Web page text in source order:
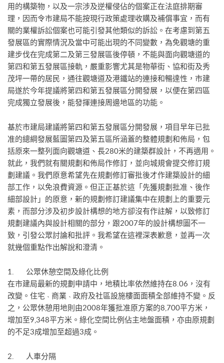
用的構築物，以及一宗涉及逆權侵佔的個案正在法庭排期審
理，因而令市建局不能按現行政策處理收購及補償事宜，而有
關的業權訴訟個案也可能引發其他類似的訴訟。在考慮到第五
發展區的實際情況及當中可能出現的不同變數，為免觀塘的重
建步伐在完成第二及第三發展區後停頓，不能與面向觀塘道的
第四和第五發展區接軌，嚴重影響尤其是物華街、協和街及秀
茂坪一帶的居民，通往觀塘道及港鐵站的連接和暢達性，市建
局遂於今年提議將第四和第五發展區分開發展，以便在第四區
完成獨立發展後，能發揮連接周邊地區的功能。
基於市建局建議將第四和第五發展區分開發展，項目早年已批
准的總綱發展藍圖第四及第五區所涵蓋的整體規劃和佈局，包
括原來一整列面向觀塘道、長280米的建築群設計，不再適用。
就此，我們就有關規劃和佈局作修訂，並向城規會提交修訂規
劃建議。我們原意希望先在規劃修訂審批後才作建築設計的細
部工作，以免浪費資源。但正正基於這「先獲規劃批准、後作
細部設計」的原意，新的規劃修訂建議集中在規劃上的重要元
素，而部分涉及初步設計構想的地方卻沒有作註解，以致修訂
規劃建議內與設計相關的部分，跟2007年的設計構想圖不一
致，引發公眾討論和批評。我希望在這裡深表歉意，並再一次
就幾個重點作出解說和澄清。
1. 公眾休憩空間及綠化比例
在市建局最新的規劃申請中，地積比率依然維持在8.06，沒有
改變。住宅 ˴ 商業 ˴ 政府及社區設施樓面面積全部維持不變。反
之，公眾休憩用地則由2008年獲批准原方案的8,700平方米，
增加至9,348平方米。綠化空間比例佔主地盤面積，亦由原規劃
的不足3成增加至超過3成。
2. 人車分隔